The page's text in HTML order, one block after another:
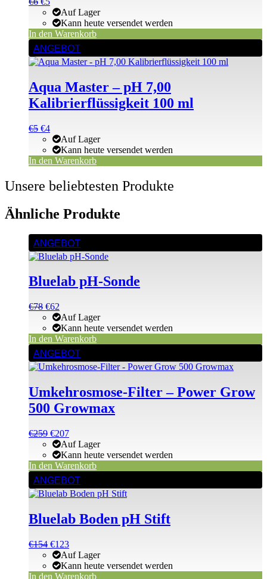
Preis
war:
€6
Preis
ist:
€6.
Auf Lager
Kann heute versendet werden
In den Warenkorb
ANGEBOT
Aqua Master – pH 7,00
Kalibrierflüssigkeit 100 ml
Ursprünglicher
Preis
war:
€5
€5Aktueller
Preis
ist:
€5.
€4
Auf Lager
Kann heute versendet werden
In den Warenkorb
Unsere beliebtesten Produkte
Ähnliche Produkte
ANGEBOT
Bluelab pH-Sonde
Ursprünglicher
Preis
war:
€78
€78Aktueller
Preis
ist:
€78.
€62
Auf Lager
Kann heute versendet werden
In den Warenkorb
ANGEBOT
Umkehrosmose-Filter – Power Grow
500 Growmax
Ursprünglicher
Preis
war:
€259
€259Aktueller
Preis
ist:
€259.
€207
Auf Lager
Kann heute versendet werden
In den Warenkorb
ANGEBOT
Bluelab Boden pH Stift
Ursprünglicher
Preis
war:
€154
€154Aktueller
Preis
ist:
€154.
€123
Auf Lager
Kann heute versendet werden
In den Warenkorb